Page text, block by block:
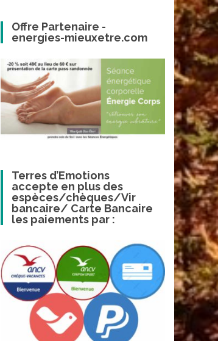
Offre Partenaire -
energies-mieuxetre.com
Terres d’Emotions
accepte en plus des
espèces/chèques/Vir
bancaire/ Carte Bancaire
les paiements par :